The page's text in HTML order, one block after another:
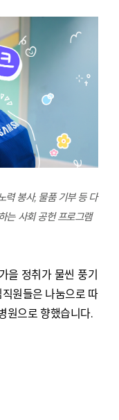
력 봉사, 물품 기부 등 다
는 사회 공헌 프로그램
을 정취가 물씬 풍기
원들은 나눔으로 따
원으로 향했습니다.